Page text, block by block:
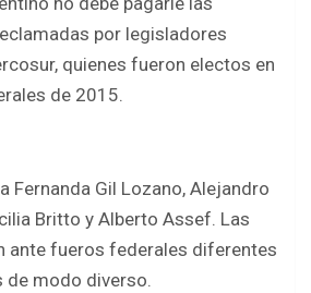
e
por legisladores
quienes fueron electos en
de 2015.
Fernanda Gil Lozano, Alejandro
Britto y Alberto Assef. Las
ante fueros federales diferentes
de modo diverso.